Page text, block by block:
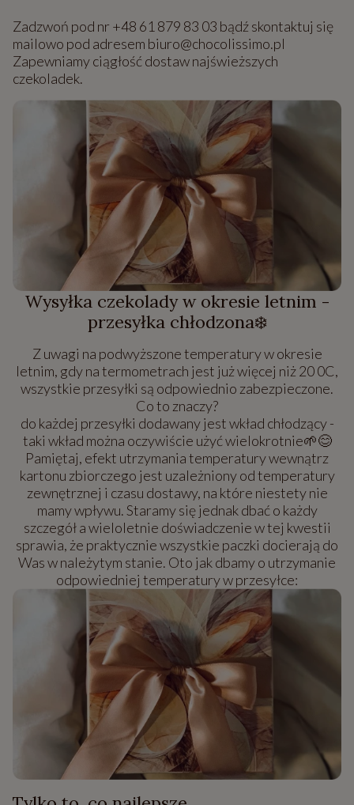
Zadzwoń pod nr +48 61 879 83 03 bądź skontaktuj się
mailowo pod adresem biuro@chocolissimo.pl
Zapewniamy ciągłość dostaw najświeższych
czekoladek.
Wysyłka czekolady w okresie letnim -
przesyłka chłodzona❄️
Z uwagi na podwyższone temperatury w okresie
letnim, gdy na termometrach jest już więcej niż 20 0C,
wszystkie przesyłki są odpowiednio zabezpieczone.
Co to znaczy?
do każdej przesyłki dodawany jest wkład chłodzący -
taki wkład można oczywiście użyć wielokrotnie🌱😊
Pamiętaj, efekt utrzymania temperatury wewnątrz
kartonu zbiorczego jest uzależniony od temperatury
zewnętrznej i czasu dostawy, na które niestety nie
mamy wpływu. Staramy się jednak dbać o każdy
szczegół a wieloletnie doświadczenie w tej kwestii
sprawia, że praktycznie wszystkie paczki docierają do
Was w należytym stanie. Oto jak dbamy o utrzymanie
odpowiedniej temperatury w przesyłce: